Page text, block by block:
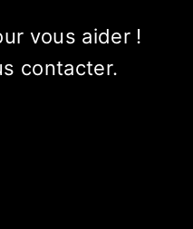
vous aider !
contacter.